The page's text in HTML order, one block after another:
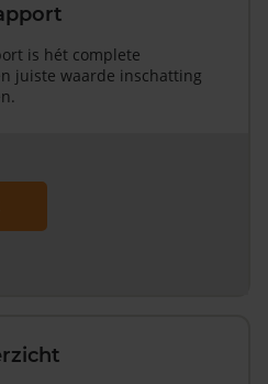
is hét complete
juiste waarde inschatting